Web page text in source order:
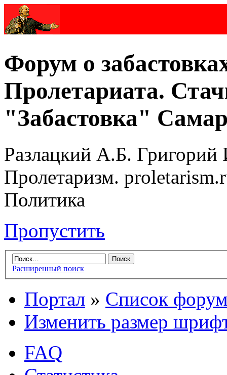
Форум о
Пролетариата.
"Забастовка"
Разлацкий А.Б. Григорий
Пролетаризм.
Политика
Пропустить
Расширенный поиск
Портал » Список
Изменить размер
FAQ